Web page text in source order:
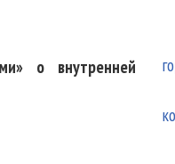
о внутренней